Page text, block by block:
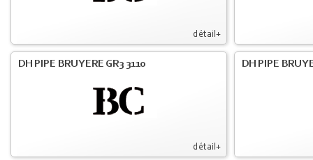
détail+
détail+
DH PIPE BRUYERE GR3 3110 DH PIPE